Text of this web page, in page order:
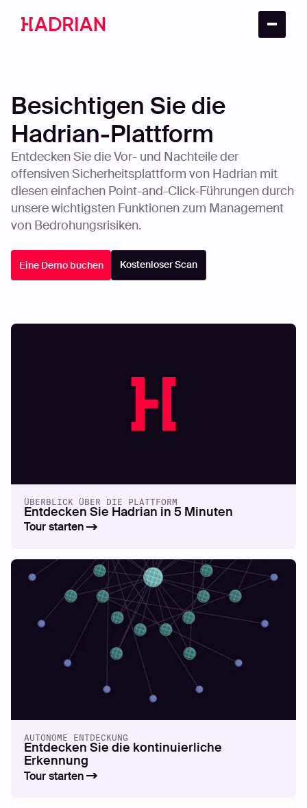
Besichtigen Sie die
Hadrian-Plattform
Entdecken Sie die Vor- und Nachteile der
offensiven Sicherheitsplattform von Hadrian mit
diesen einfachen Point-and-Click-Führungen durch
unsere wichtigsten Funktionen zum Management
von Bedrohungsrisiken.
Eine Demo buchen Kostenloser Scan
ÜBERBLICK ÜBER DIE PLATTFORM
Entdecken Sie Hadrian in 5 Minuten
Tour starten
AUTONOME ENTDECKUNG
Entdecken Sie die kontinuierliche
Erkennung
Tour starten